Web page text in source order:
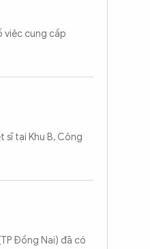
việc cung cấp
sĩ tại Khu B, Công
Đồng Nai) đã có